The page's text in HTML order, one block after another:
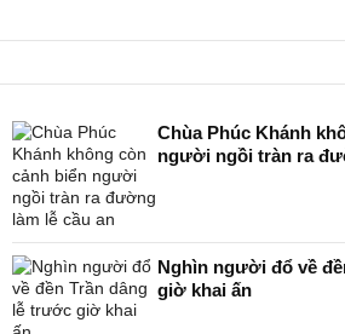
Chùa Phúc Khánh
người ngồi tràn ra
Nghìn người đổ về
giờ khai ấn